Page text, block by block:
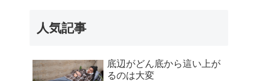
人気記事
底辺がどん底から這い上が
るのは大変